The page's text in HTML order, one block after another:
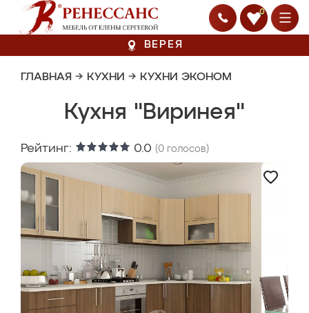
0
ВЕРЕЯ
ГЛАВНАЯ → КУХНИ → КУХНИ ЭКОНОМ
Кухня "Виринея"
Рейтинг: 0.0 (0 голосов)